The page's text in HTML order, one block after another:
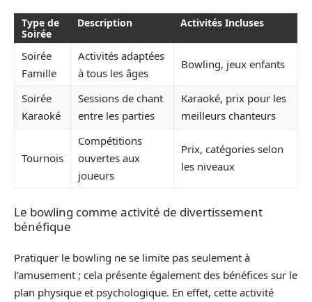
Type de
Soirée
Description Activités Incluses
Soirée
Famille
Activités adaptées
à tous les âges
Bowling, jeux enfants
Soirée
Karaoké
Sessions de chant
entre les parties
Karaoké, prix pour les
meilleurs chanteurs
Tournois
Compétitions
ouvertes aux
joueurs
Prix, catégories selon
les niveaux
Le bowling comme activité de divertissement
bénéfique
Pratiquer le bowling ne se limite pas seulement à
l’amusement ; cela présente également des bénéfices sur le
plan physique et psychologique. En effet, cette activité